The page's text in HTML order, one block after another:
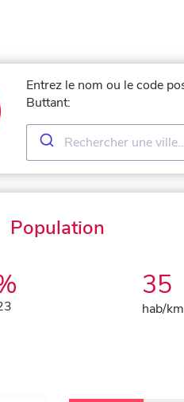
Entrez le nom ou le code
Buttant:
Population
35
hab/km